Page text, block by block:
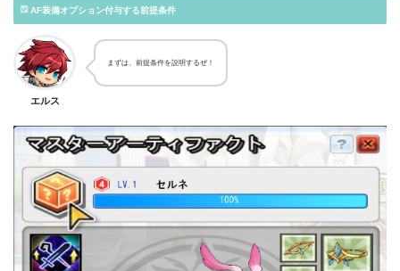
AF装備オプション付与する前提条件
エルス
まずは、前提条件を説明するぜ！